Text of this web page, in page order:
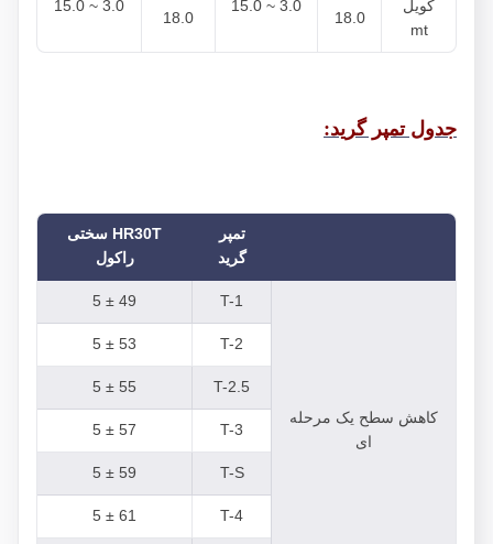
کویل
mt
18.0
3.0 ~ 15.0
18.0
3.0 ~ 15.0
جدول تمپر گرید:
تمپر
گرید
HR30T سختی
راکول
کاهش سطح یک مرحله
ای
T-1
49 ± 5
T-2
53 ± 5
T-2.5
55 ± 5
T-3
57 ± 5
T-S
59 ± 5
T-4
61 ± 5